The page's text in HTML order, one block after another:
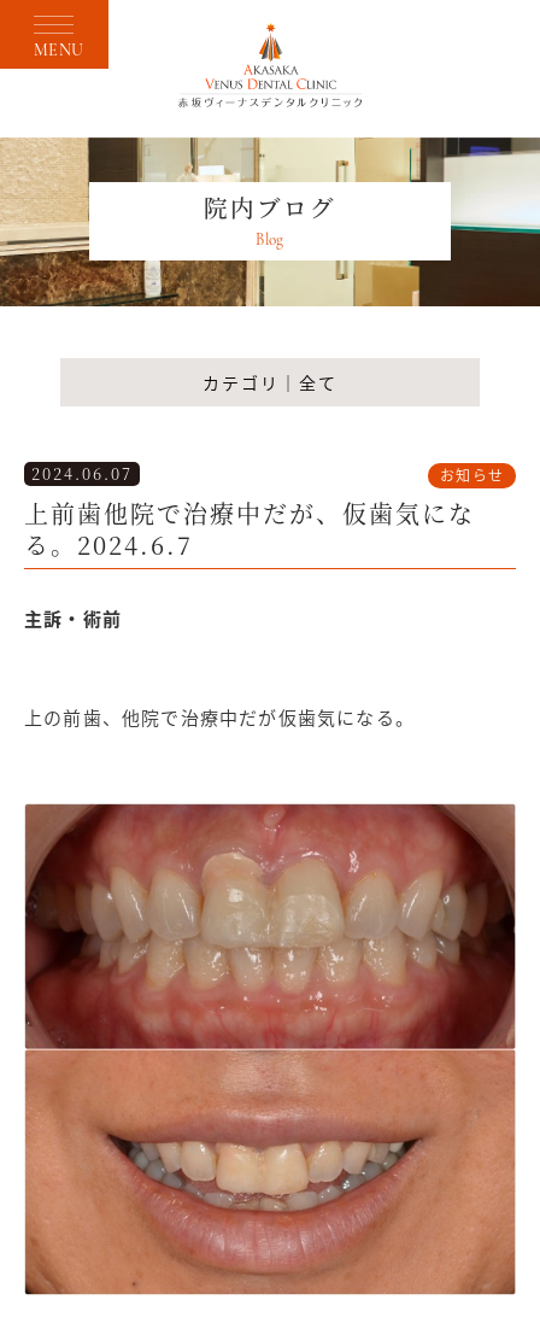
MENU
院内ブログ
Blog
カテゴリ｜全て
2024.06.07
上前歯他院で治療中だが、仮歯気にな
る。2024.6.7
お知らせ
主訴・術前
上の前歯、他院で治療中だが仮歯気になる。